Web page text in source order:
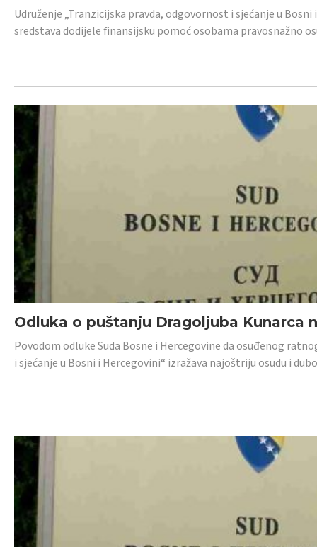
Udruženje „Tranzicijska pravda, odgovornost i sjećanje u
sredstava dodijele finansijsku pomoć osobama pravosnažno
Odluka o puštanju Dragoljuba Kunarca
Povodom odluke Suda Bosne i Hercegovine da osuđenog
i sjećanje u Bosni i Hercegovini“ izražava najoštriju osudu i